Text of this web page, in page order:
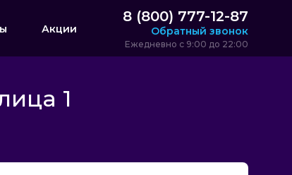
Акции
8 (800) 777-12-87
Обратный звонок
Ежедневно с 9:00 до 22:00
1